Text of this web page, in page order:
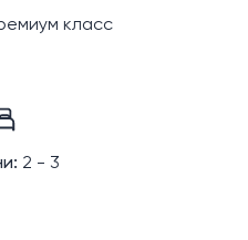
класс
2 - 3